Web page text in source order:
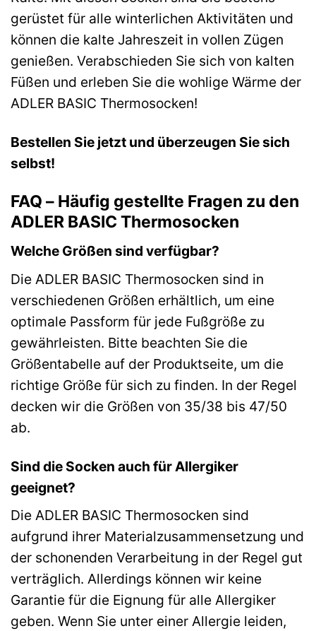
gerüstet für alle winterlichen Aktivitäten und
können die kalte Jahreszeit in vollen Zügen
genießen. Verabschieden Sie sich von kalten
Füßen und erleben Sie die wohlige Wärme der
ADLER BASIC Thermosocken!
Bestellen Sie jetzt und überzeugen Sie sich
selbst!
FAQ – Häufig gestellte Fragen zu den
ADLER BASIC Thermosocken
Welche Größen sind verfügbar?
Die ADLER BASIC Thermosocken sind in
verschiedenen Größen erhältlich, um eine
optimale Passform für jede Fußgröße zu
gewährleisten. Bitte beachten Sie die
Größentabelle auf der Produktseite, um die
richtige Größe für sich zu finden. In der Regel
decken wir die Größen von 35/38 bis 47/50
ab.
Sind die Socken auch für Allergiker
geeignet?
Die ADLER BASIC Thermosocken sind
aufgrund ihrer Materialzusammensetzung und
der schonenden Verarbeitung in der Regel gut
verträglich. Allerdings können wir keine
Garantie für die Eignung für alle Allergiker
geben. Wenn Sie unter einer Allergie leiden,